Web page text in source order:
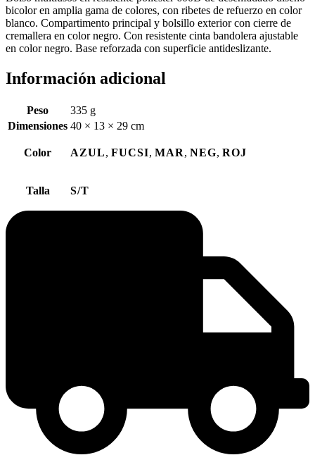
bicolor en amplia gama de colores, con ribetes de refuerzo en color
blanco. Compartimento principal y bolsillo exterior con cierre de
cremallera en color negro. Con resistente cinta bandolera ajustable
en color negro. Base reforzada con superficie antideslizante.
Información adicional
Peso
335 g
Dimensiones 40 × 13 × 29 cm
Color AZUL, FUCSI, MAR, NEG, ROJ
Talla S/T